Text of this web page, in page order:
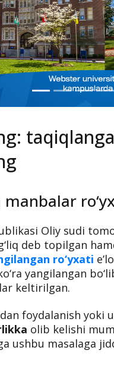
Oliy sudi
deb topilgan
ro‘yxati
yangilangan
keltirilgan.
foydalanish yoki
olib kelishi
ushbu masalaga